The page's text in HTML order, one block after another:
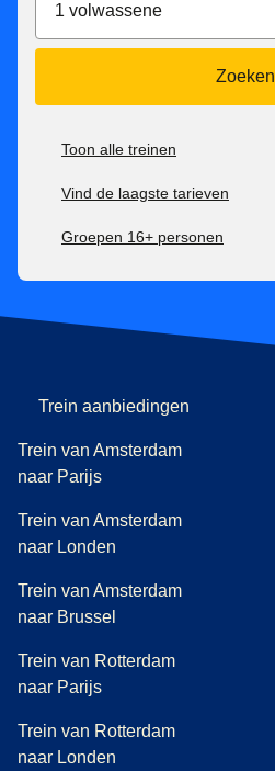
1 volwassene
Zoeken
Toon alle treinen
Vind de laagste tarieven
Groepen 16+ personen
Trein aanbiedingen
Trein van Amsterdam
naar Parijs
Trein van Amsterdam
naar Londen
Trein van Amsterdam
naar Brussel
Trein van Rotterdam
naar Parijs
Trein van Rotterdam
naar Londen